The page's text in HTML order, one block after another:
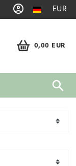
EUR
0,00 EUR